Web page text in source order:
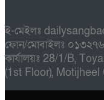
ই-মেইলঃ
ফোন/মোবাইলঃ
কার্যালয়ঃ 28/1/B,
(1st Floor),